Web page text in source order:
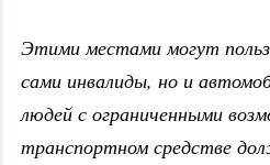
Этими местами могут
сами инвалиды, но и
людей с ограниченными
транспортном средстве